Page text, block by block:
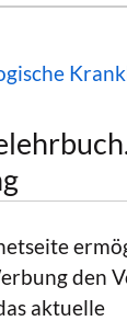
den
aktuelle